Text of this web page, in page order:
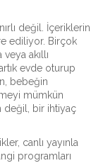
değil. İçeriklerin
ediliyor. Birçok
akıllı
evde oturup
bebeğin
mümkün
değil, bir ihtiyaç
canlı yayınla
programları